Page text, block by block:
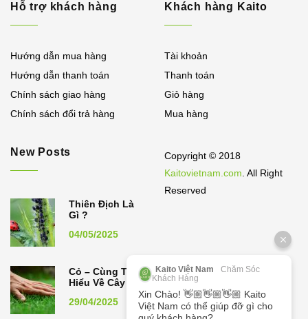
Hỗ trợ khách hàng
Hướng dẫn mua hàng
Hướng dẫn thanh toán
Chính sách giao hàng
Chính sách đổi trả hàng
New Posts
Thiên Địch Là
Gì ?
04/05/2025
Cỏ – Cùng Tìm
Hiểu Về Cây Cỏ
29/04/2025
Khách hàng Kaito
Tài khoản
Thanh toán
Giỏ hàng
Mua hàng
Copyright © 2018
Kaitovietnam.com . All Right
Reserved
Kaito Việt Nam
Chăm Sóc
Khách Hàng
Xin Chào! 👋🏼👋🏼👋🏼 Kaito
Việt Nam có thể giúp đỡ gì cho